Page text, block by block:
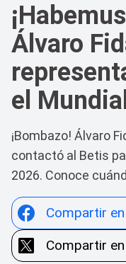
Álvaro
el
¡Bombazo! Álvaro
contactó al Betis
2026. Conoce
Compartir
Compartir